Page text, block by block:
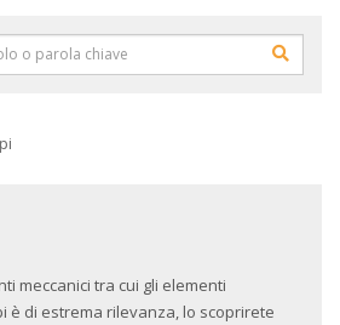
meccanici tra cui gli elementi
è di estrema rilevanza, lo scoprirete